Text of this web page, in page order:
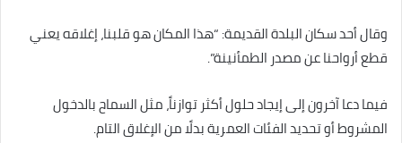
وقال أحد سكان البلدة القديمة: “هذا المكان هو قلبنا، إغلاقه يعني
قطع أرواحنا عن مصدر الطمأنينة”.
فيما دعا آخرون إلى إيجاد حلول أكثر توازناً، مثل السماح بالدخول
المشروط أو تحديد الفئات العمرية بدلًا من الإغلاق التام.